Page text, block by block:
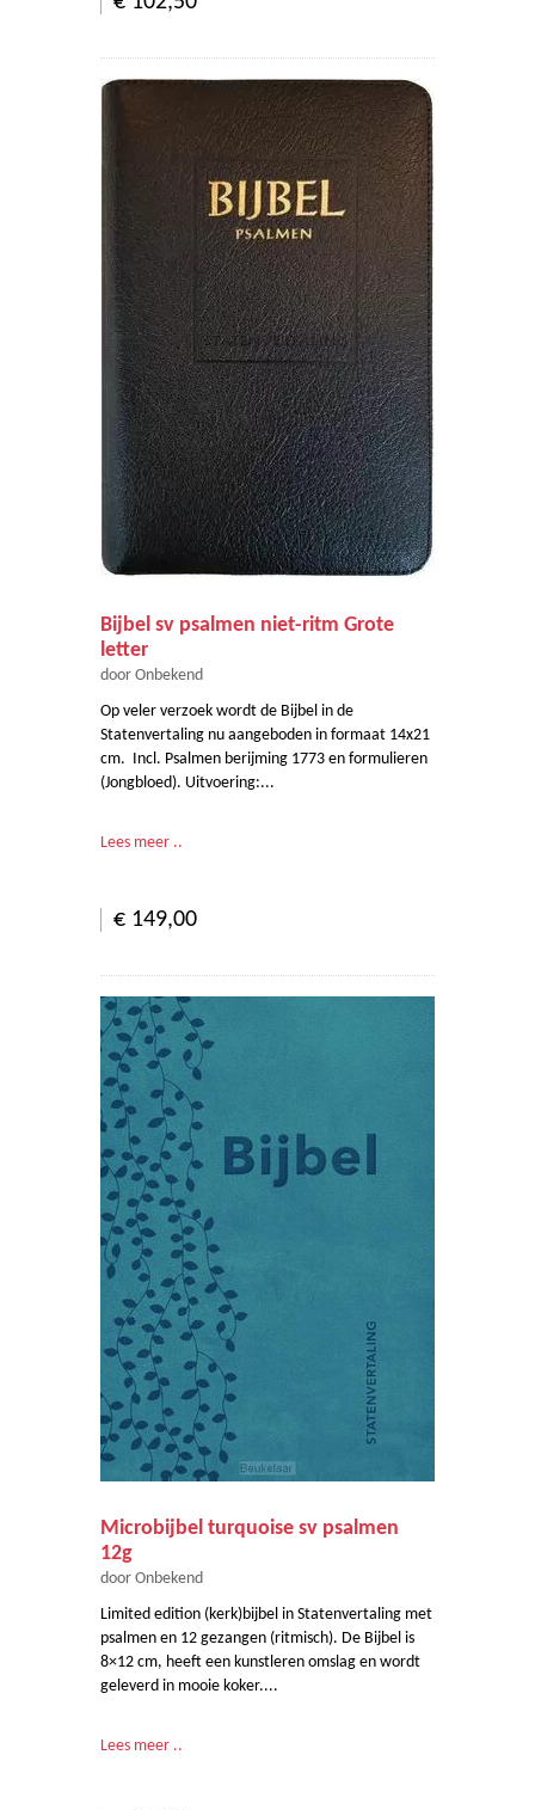
Bijbel sv psalmen niet-ritm Grote
letter
door Onbekend
Op veler verzoek wordt de Bijbel in de
Statenvertaling nu aangeboden in formaat 14x21
cm. Incl. Psalmen berijming 1773 en formulieren
(Jongbloed). Uitvoering:...
Lees meer ..
€ 149,00
Microbijbel turquoise sv psalmen
12g
door Onbekend
Limited edition (kerk)bijbel in Statenvertaling met
psalmen en 12 gezangen (ritmisch). De Bijbel is
8×12 cm, heeft een kunstleren omslag en wordt
geleverd in mooie koker....
Lees meer ..